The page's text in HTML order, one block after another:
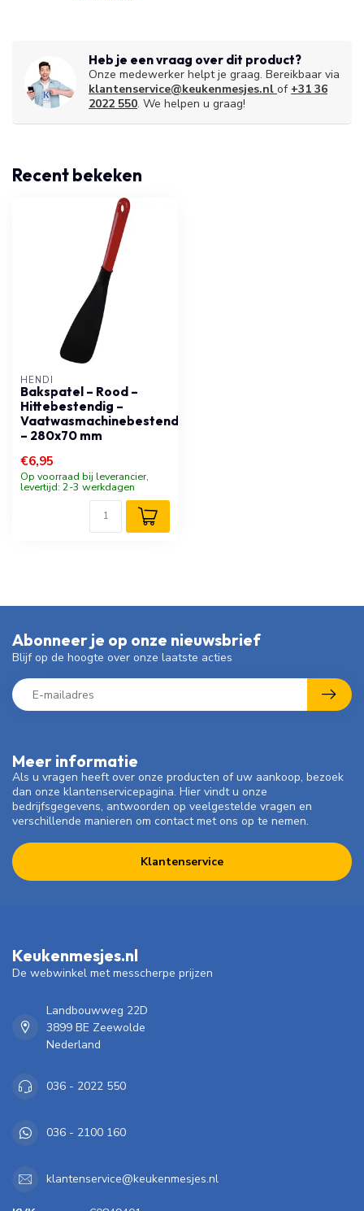
Heb je een vraag over dit product?
Onze medewerker helpt je graag. Bereikbaar via
klantenservice@keukenmesjes.nl of +31 36
2022 550. We helpen u graag!
Recent bekeken
HENDI
Bakspatel – Rood –
Hittebestendig –
Vaatwasmachinebestendig
– 280x70 mm
€6,95
Op voorraad bij leverancier,
levertijd: 2-3 werkdagen
Meer informatie
Als u vragen heeft over onze producten of uw aankoop, bezoek
dan onze klantenservicepagina. Hier vindt u onze
bedrijfsgegevens, antwoorden op veelgestelde vragen en
verschillende manieren om contact met ons op te nemen.
Klantenservice
Abonneer je op onze nieuwsbrief
Blijf op de hoogte over onze laatste acties
Keukenmesjes.nl
De webwinkel met messcherpe prijzen
Landbouwweg 22D
3899 BE Zeewolde
Nederland
036 - 2022 550
036 - 2100 160
klantenservice@keukenmesjes.nl